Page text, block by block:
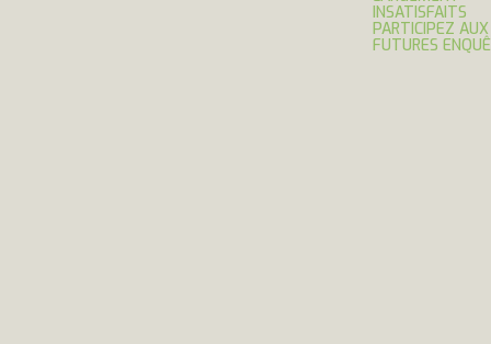
INSATISFAITS
PARTICIPEZ AUX
FUTURES